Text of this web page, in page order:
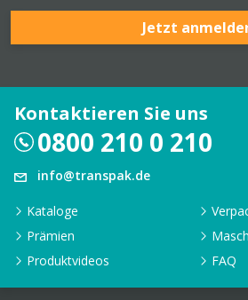
Jetzt
Kontaktieren Sie uns
0800 210 0 210
info@transpak.de
Kataloge
Prämien
Produktvideos
FAQ